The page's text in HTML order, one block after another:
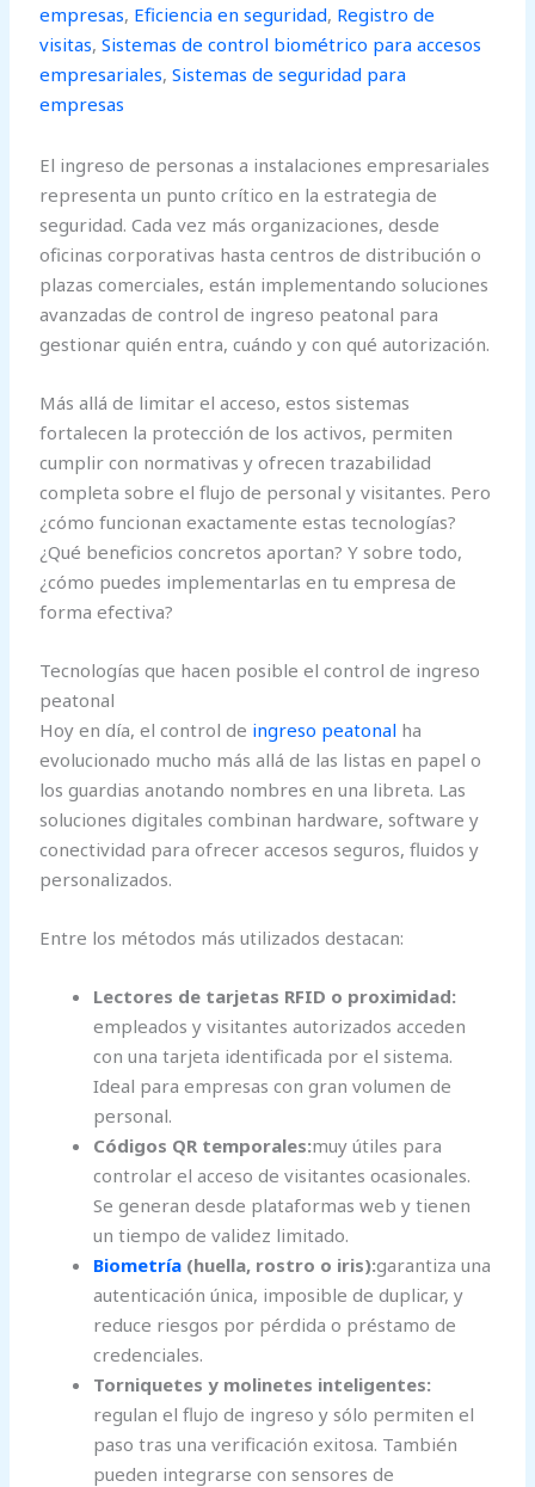
empresas, Eficiencia en seguridad, Registro de
visitas,Sistemas de control biométrico para accesos
empresariales,Sistemas de seguridad para
empresas
El ingreso de personas a instalaciones empresariales
representa un punto crítico en la estrategia de
seguridad. Cada vez más organizaciones, desde
oficinas corporativas hasta centros de distribución o
plazas comerciales, están implementando soluciones
avanzadas de control de ingreso peatonal para
gestionar quién entra, cuándo y con qué autorización.
Más allá de limitar el acceso, estos sistemas
fortalecen la protección de los activos, permiten
cumplir con normativas y ofrecen trazabilidad
completa sobre el flujo de personal y visitantes. Pero
¿cómo funcionan exactamente estas tecnologías?
¿Qué beneficios concretos aportan? Y sobre todo,
¿cómo puedes implementarlas en tu empresa de
forma efectiva?
Tecnologías que hacen posible el control de ingreso
peatonal
Hoy en día, el control de ingreso peatonal ha
evolucionado mucho más allá de las listas en papel o
los guardias anotando nombres en una libreta. Las
soluciones digitales combinan hardware, software y
conectividad para ofrecer accesos seguros, fluidos y
personalizados.
Entre los métodos más utilizados destacan:
Lectores de tarjetas RFID o proximidad:
empleados y visitantes autorizados acceden
con una tarjeta identificada por el sistema.
Ideal para empresas con gran volumen de
personal.
Códigos QR temporales:muy útiles para
controlar el acceso de visitantes ocasionales.
Se generan desde plataformas web y tienen
un tiempo de validez limitado.
Biometría (huella, rostro o iris):garantiza una
autenticación única, imposible de duplicar, y
reduce riesgos por pérdida o préstamo de
credenciales.
Torniquetes y molinetes inteligentes:
regulan el flujo de ingreso y sólo permiten el
paso tras una verificación exitosa. También
pueden integrarse con sensores de